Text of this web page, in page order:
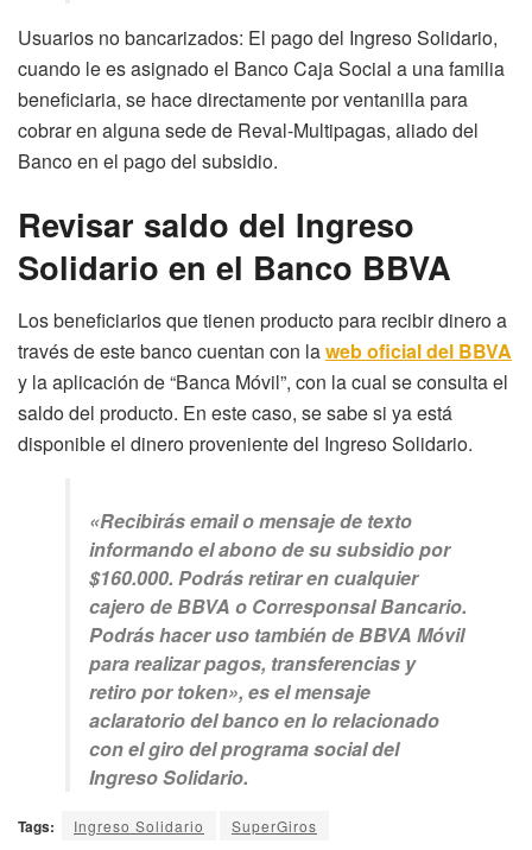
Usuarios no bancarizados: El pago del Ingreso Solidario,
cuando le es asignado el Banco Caja Social a una familia
beneficiaria, se hace directamente por ventanilla para
cobrar en alguna sede de Reval-Multipagas, aliado del
Banco en el pago del subsidio.
Revisar saldo del Ingreso
Solidario en el Banco BBVA
Los beneficiarios que tienen producto para recibir dinero a
través de este banco cuentan con laweb oficial del BBVA
y la aplicación de “Banca Móvil”, con la cual se consulta el
saldo del producto. En este caso, se sabe si ya está
disponible el dinero proveniente del Ingreso Solidario.
«Recibirás email o mensaje de texto
informando el abono de su subsidio por
$160.000. Podrás retirar en cualquier
cajero de BBVA o Corresponsal Bancario.
Podrás hacer uso también de BBVA Móvil
para realizar pagos, transferencias y
retiro por token», es el mensaje
aclaratorio del banco en lo relacionado
con el giro del programa social del
Ingreso Solidario.
Tags: Ingreso Solidario SuperGiros